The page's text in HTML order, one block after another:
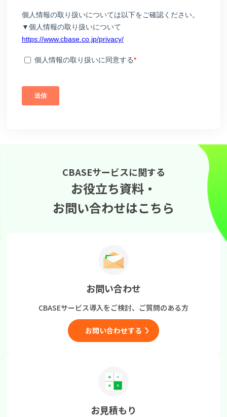
CBASEサービスに関する
お役立ち資料・
お問い合わせはこちら
お問い合わせ
CBASEサービス導入をご検討、 ご質問のある方
お問い合わせする
お見積もり